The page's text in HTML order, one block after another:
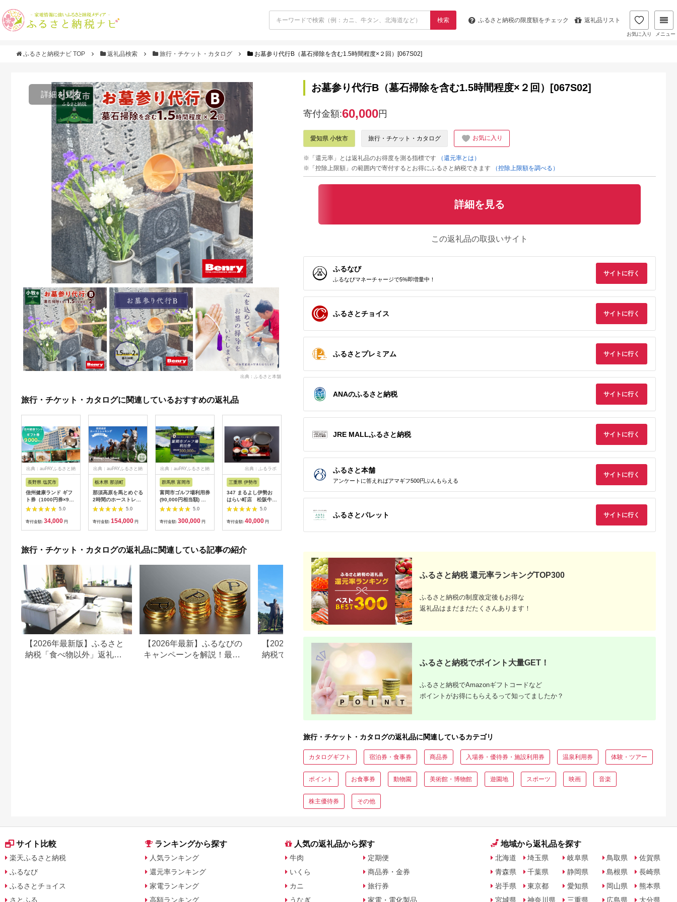
検索 ふるさと納税の限度額をチェック 返礼品リスト
お気に入り メニュー
ふるさと納税ナビ TOP 返礼品検索 旅行・チケット・カタログ お墓参り代行B（墓石掃除を含む1.5時間程度×２回）[067S02]
詳細を見る
出典：ふるさと本舗
旅行・チケット・カタログに関連しているおすすめの返礼品
出典：auPAYふるさと納
税
長野県 塩尻市
信州健康ランド ギフ
ト券（1000円券×9
枚） | 信州健康ランド
サウナ 大浴場 ボディ
ケア リラクゼーショ
5.0
寄付金額: 34,000 円
出典：auPAYふるさと納
税
栃木県 那須町
那須高原を馬とめぐる
2時間のホーストレッ
キング 外乗ペア利用
券【平日限定】チケッ
ト 利用券 ペア 体験
5.0
寄付金額: 154,000 円
出典：auPAYふるさと納
税
群馬県 富岡市
富岡市ゴルフ場利用券
(90,000円相当額) ゴ
ルフ チケット 平日 土
日 祝日 プレー券 関東
群馬県 首都圏 F20E-
5.0
寄付金額: 300,000 円
出典：ふるラボ
三重県 伊勢市
347 まるよし伊勢お
はらい町店 松阪牛焼
肉御膳(150g) ペアお
5.0
寄付金額: 40,000 円
出典：楽天ふるさと納
広島県 安芸高田市
【ふるさと納税】ゴル
フ 八千代カントリー
円分（1,000円×10
枚） 広島 安芸高田市
36,500
出典：auPAYふるさと納
神奈川県 平塚市
ひらつか☆スターライ
トマーレ （ふるさと
15000pt付与 商品券
50,000
茨城県 阿見町
20-05 茨城県産コシヒ
カリ備食ライスセット
【ふるさと納税】ホテ
ルニューオータニ(東
税
No.422 入浴回数券1
冊（6枚つづり） ／
SPAキセラ川西 温泉
スパ サウナ リラック
屋久島プライベート
カスタマイズツアー
旅行・チケット・カタログの返礼品に関連している記事の紹介
【2026年最新版】ふるさと
納税「食べ物以外」返礼品
【2026年最新】ふるなびの
キャンペーンを解説！最大
【2026年最新版】ふるさと
納税でディズニー返礼品は
もらえる？ホテル・チケッ
ト・公式グッズを徹底解説
ふるさと納税、年収いくら
すめ返礼品も紹介
お墓参り代行B（墓石掃除を含む1.5時間程度×２回）[067S02]
寄付金額:60,000円
愛知県 小牧市 旅行・チケット・カタログ お気に入り
※「還元率」とは返礼品のお得度を測る指標です
（還元率とは）
※「控除上限額」の範囲内で寄付するとお得にふるさと納税できます
（控除上限額を調べる）
詳細を見る
この返礼品の取扱いサイト
ふるなび
ふるなびマネーチャージで5%即増量中！
サイトに行く
ふるさとチョイス サイトに行く
ふるさとプレミアム サイトに行く
ANAのふるさと納税 サイトに行く
JRE MALLふるさと納税 サイトに行く
ふるさと本舗
アンケートに答えればアマギフ500円ぶんもらえる
サイトに行く
ふるさとパレット サイトに行く
ふるさと納税 還元率ランキングTOP300
ふるさと納税の制度改定後もお得な
返礼品はまだまだたくさんあります！
ふるさと納税でポイント大量GET！
ふるさと納税でAmazonギフトコードなど
ポイントがお得にもらえるって知ってましたか？
旅行・チケット・カタログの返礼品に関連しているカテゴリ
カタログギフト 宿泊券・食事券 商品券 入場券・優待券・施設利用券 温泉利用券 体験・ツアー
ポイント お食事券 動物園 美術館・博物館 遊園地 スポーツ 映画 音楽
株主優待券 その他
サイト比較
楽天ふるさと納税
ふるなび
ふるさとチョイス
さとふる
ランキングから探す
人気ランキング
還元率ランキング
家電ランキング
高額ランキング
人気の返礼品から探す
牛肉
いくら
カニ
うなぎ
定期便
商品券・金券
旅行券
家電・電化製品
地域から返礼品を探す
北海道
青森県
岩手県
宮城県
埼玉県
千葉県
東京都
神奈川県
岐阜県
静岡県
愛知県
三重県
鳥取県
島根県
岡山県
広島県
佐賀県
長崎県
熊本県
大分県